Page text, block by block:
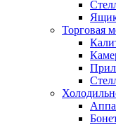
Торговая